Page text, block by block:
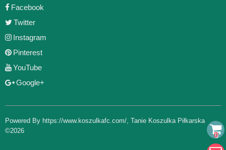
Facebook
Twitter
Instagram
Pinterest
YouTube
Google+
Powered By https://www.koszulkafc.com/ Tanie Koszulka Piłkarska
©2026